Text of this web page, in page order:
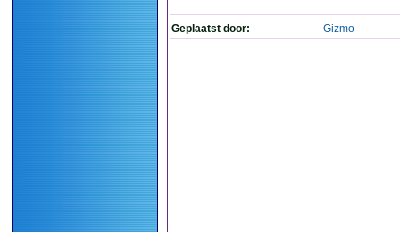
Geplaatst door: Gizmo